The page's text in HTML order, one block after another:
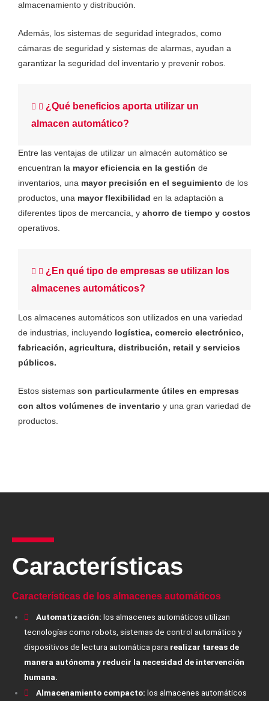
almacenamiento y distribución.
Además, los sistemas de seguridad integrados, como
cámaras de seguridad y sistemas de alarmas, ayudan a
garantizar la seguridad del inventario y prevenir robos.
¿Qué beneficios aporta utilizar un
almacen automático?
Entre las ventajas de utilizar un almacén automático se
encuentran la mayor eficiencia en la gestión de
inventarios, una mayor precisión en el seguimiento de los
productos, una mayor flexibilidad en la adaptación a
diferentes tipos de mercancía, y ahorro de tiempo y costos
operativos.
¿En qué tipo de empresas se utilizan los
almacenes automáticos?
Los almacenes automáticos son utilizados en una variedad
de industrias, incluyendo logística, comercio electrónico,
fabricación, agricultura, distribución, retail y servicios
públicos.
Estos sistemas son particularmente útiles en empresas
con altos volúmenes de inventario y una gran variedad de
productos.
Características
Características de los almacenes automáticos
Automatización: los almacenes automáticos utilizan
tecnologías como robots, sistemas de control automático y
dispositivos de lectura automática para realizar tareas de
manera autónoma y reducir la necesidad de intervención
humana.
Almacenamiento compacto: los almacenes automáticos